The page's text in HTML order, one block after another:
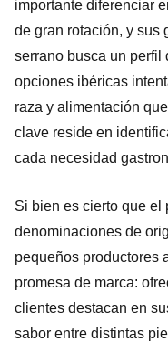
importante diferenciar
de gran rotación, y sus
serrano busca un perfil
opciones ibéricas
raza y alimentación
clave reside en
cada necesidad
Si bien es cierto que el
denominaciones de
pequeños productores
promesa de marca:
clientes destacan en
sabor entre distintas